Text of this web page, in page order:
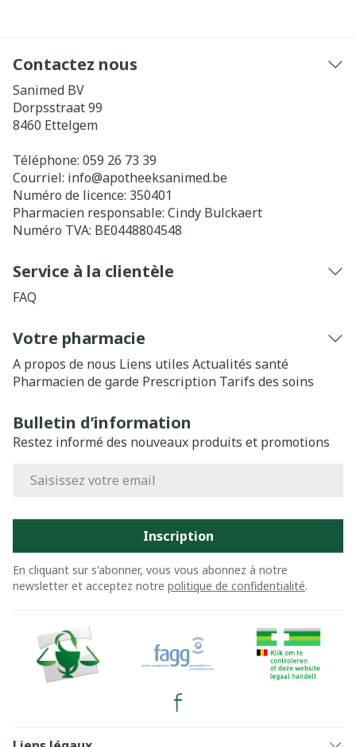
Contactez nous
Sanimed BV
Dorpsstraat 99
8460 Ettelgem
Téléphone: 059 26 73 39
Courriel: info@apotheeksanimed.be
Numéro de licence: 350401
Pharmacien responsable: Cindy Bulckaert
Numéro TVA: BE0448804548
Service à la clientèle
FAQ
Votre pharmacie
A propos de nous Liens utiles Actualités santé
Pharmacien de garde Prescription Tarifs des soins
Bulletin d’information
Restez informé des nouveaux produits et promotions
Inscription
En cliquant sur s'abonner, vous vous abonnez à notre
newsletter et acceptez notre politique de confidentialité.